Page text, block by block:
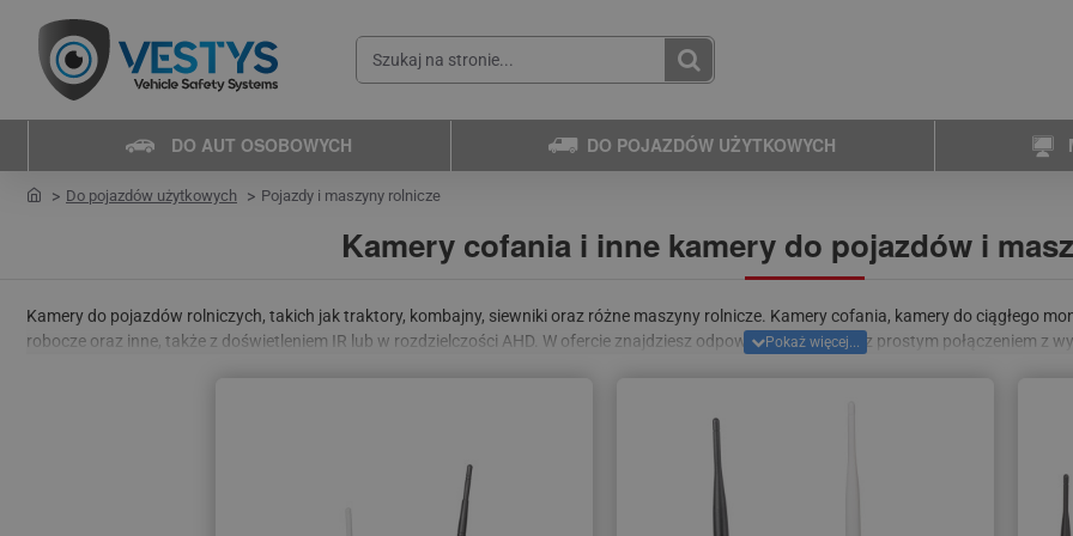
Szukaj
stronie...
DO AUT OSOBOWYCH DO POJAZDÓW UŻYTKOWYCH
Kamery cofania i inne kamery do pojazdów i
homeDo pojazdów użytkowych Pojazdy i maszyny rolnicze
Kamery do pojazdów rolniczych, takich jak traktory, kombajny, siewniki oraz różne maszyny rolnicze. Kamery cofania, kamery do ciągłego
robocze oraz inne, także z doświetleniem IR lub w rozdzielczości AHD. W ofercie znajdziesz odpowiedniemonitory z prostym połączeniem z